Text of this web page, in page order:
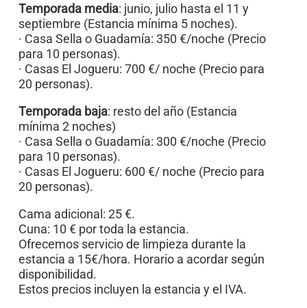
Temporada media: junio, julio hasta el 11 y
septiembre (Estancia mínima 5 noches).
· Casa Sella o Guadamía: 350 €/noche (Precio
para 10 personas).
· Casas El Jogueru: 700 €/ noche (Precio para
20 personas).
Temporada baja: resto del año (Estancia
mínima 2 noches)
· Casa Sella o Guadamía: 300 €/noche (Precio
para 10 personas).
· Casas El Jogueru: 600 €/ noche (Precio para
20 personas).
Cama adicional: 25 €.
Cuna: 10 € por toda la estancia.
Ofrecemos servicio de limpieza durante la
estancia a 15€/hora. Horario a acordar según
disponibilidad.
Estos precios incluyen la estancia y el IVA.